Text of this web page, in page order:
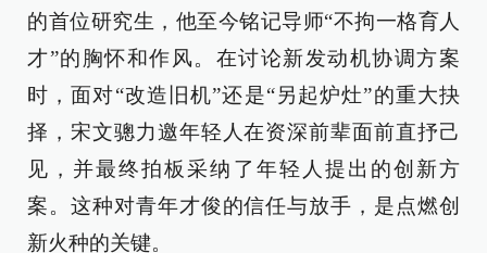
的首位研究生，他至今铭记导师“不拘一格育人
才”的胸怀和作风。在讨论新发动机协调方案
时，面对“改造旧机”还是“另起炉灶”的重大抉
择，宋文骢力邀年轻人在资深前辈面前直抒己
见，并最终拍板采纳了年轻人提出的创新方
案。这种对青年才俊的信任与放手，是点燃创
新火种的关键。